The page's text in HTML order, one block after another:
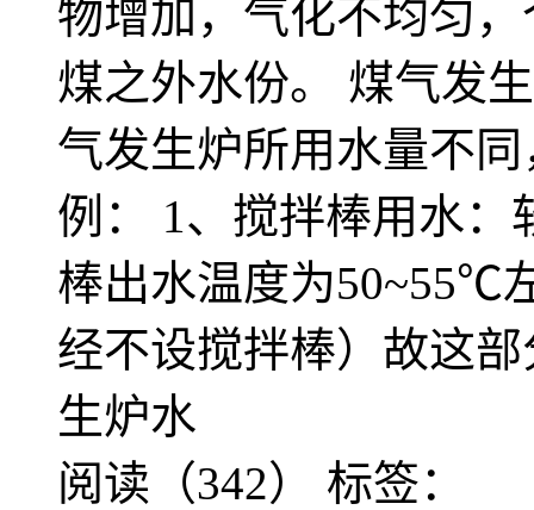
物增加，气化不均匀
煤之外水份。 煤气发
气发生炉所用水量不
例： 1、搅拌棒用水：
棒出水温度为50~55℃
经不设搅拌棒）故这
生炉水
阅读（342） 标签：